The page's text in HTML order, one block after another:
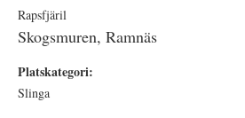
Rapsfjäril
Skogsmuren, Ramnäs
Platskategori:
Slinga